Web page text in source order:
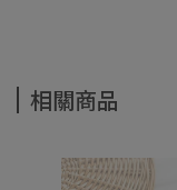
相關商品